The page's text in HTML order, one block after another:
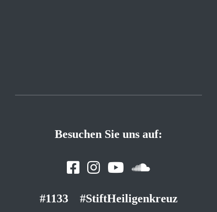
Besuchen Sie uns auf:
#1133 #StiftHeiligenkreuz